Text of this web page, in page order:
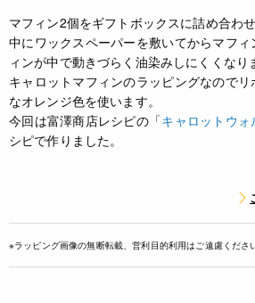
マフィン2個をギフトボックスに詰め合わせ
中にワックスペーパーを敷いてからマフ
ィンが中で動きづらく油染みしにくくなり
キャロットマフィンのラッピングなので
なオレンジ色を使います。
今回は富澤商店レシピの「キャロットウ
シピで作りました。
※ラッピング画像の無断転載、営利目的利用はご遠慮ください